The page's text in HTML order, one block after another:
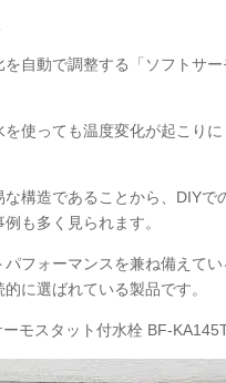
を自動で調整する「ソフトサ
使っても温度変化が起こり
構造であることから、DIY
も多く見られます。
フォーマンスを兼ね備えて
に選ばれている製品です。
モスタット付水栓 BF-